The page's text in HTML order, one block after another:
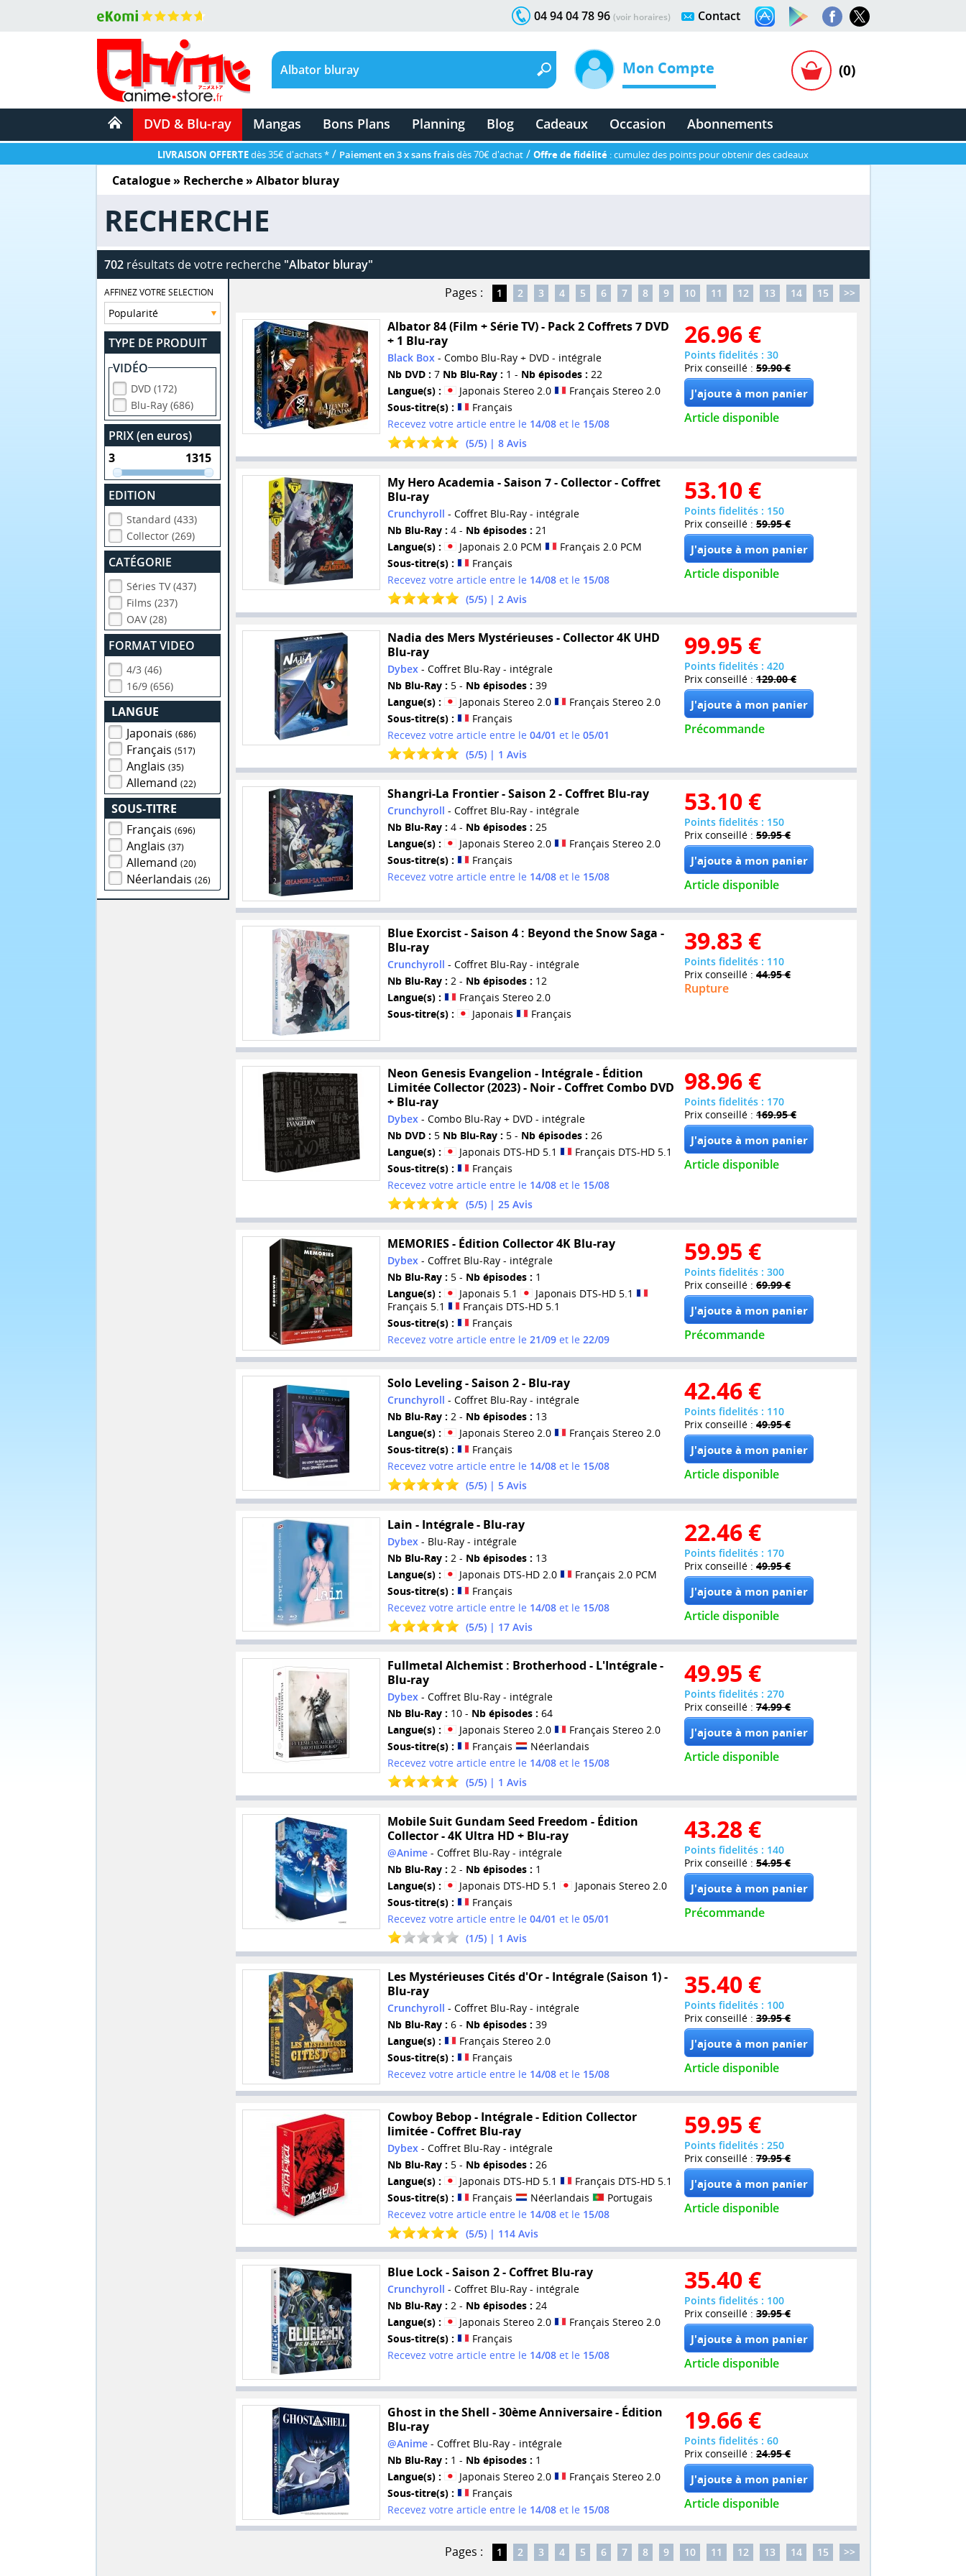
Contact
04 94 04 78 96 (voir horaires)
Mon Compte (0)
DVD & Blu-ray Mangas Bons Plans Planning Blog Cadeaux Occasion Abonnements
LIVRAISON OFFERTEdès 35€ d'achats * / Paiement en 3 x sans fraisdès 70€ d'achat / Offre de fidélité : cumulez des points pour obtenir des cadeaux
Catalogue» Recherche » Albator bluray
RECHERCHE
702résultats de votre recherche "Albator bluray"
AFFINEZ VOTRE SELECTION
TYPE DE PRODUIT
VIDÉO
DVD (172)
Blu-Ray (686)
PRIX (en euros)
EDITION
Standard (433)
Collector (269)
CATÉGORIE
Séries TV (437)
Films (237)
OAV (28)
FORMAT VIDEO
4/3 (46)
16/9 (656)
LANGUE
Japonais(686)
Français(517)
Anglais(35)
Allemand(22)
SOUS-TITRE
Français(696)
Anglais(37)
Allemand(20)
Néerlandais(26)
Pages : 1 2 3 4 5 6 7 8 9 10 11 12 13 14 15 >>
Albator 84 (Film + Série TV) - Pack 2 Coffrets 7 DVD
+ 1 Blu-ray
Black Box- Combo Blu-Ray + DVD - intégrale
Nb DVD : 7 Nb Blu-Ray : 1 - Nb épisodes : 22
Langue(s) :
Japonais Stereo 2.0
Français Stereo 2.0
Sous-titre(s) :
Français
Recevez votre article entre le 14/08et le 15/08
(5/5) | 8Avis
26.96 €
Points fidelités : 30
Prix conseillé : 59.90 €
Article disponible
My Hero Academia - Saison 7 - Collector - Coffret
Blu-ray
Crunchyroll - Coffret Blu-Ray - intégrale
Nb Blu-Ray : 4 - Nb épisodes : 21
Langue(s) :
Japonais 2.0 PCM
Français 2.0 PCM
Sous-titre(s) :
Français
Recevez votre article entre le 14/08et le 15/08
(5/5) | 2Avis
53.10 €
Points fidelités : 150
Prix conseillé : 59.95 €
Article disponible
Nadia des Mers Mystérieuses - Collector 4K UHD
Blu-ray
Dybex- Coffret Blu-Ray - intégrale
Nb Blu-Ray : 5 - Nb épisodes : 39
Langue(s) :
Japonais Stereo 2.0
Français Stereo 2.0
Sous-titre(s) :
Français
Recevez votre article entre le 04/01 et le 05/01
(5/5) | 1 Avis
99.95 €
Points fidelités : 420
Prix conseillé : 129.00 €
Précommande
Shangri-La Frontier - Saison 2 - Coffret Blu-ray
Crunchyroll - Coffret Blu-Ray - intégrale
Nb Blu-Ray : 4 - Nb épisodes : 25
Langue(s) :
Japonais Stereo 2.0
Français Stereo 2.0
Sous-titre(s) :
Français
Recevez votre article entre le 14/08et le 15/08
53.10 €
Points fidelités : 150
Prix conseillé : 59.95 €
Article disponible
Blue Exorcist - Saison 4 : Beyond the Snow Saga -
Blu-ray
Crunchyroll - Coffret Blu-Ray - intégrale
Nb Blu-Ray : 2 - Nb épisodes : 12
Langue(s) :
Français Stereo 2.0
Sous-titre(s) :
Japonais Français
39.83 €
Points fidelités : 110
Prix conseillé : 44.95 €
Rupture
Neon Genesis Evangelion - Intégrale - Édition
Limitée Collector (2023) - Noir - Coffret Combo DVD
+ Blu-ray
Dybex- Combo Blu-Ray + DVD - intégrale
Nb DVD : 5 Nb Blu-Ray : 5 - Nb épisodes : 26
Langue(s) :
Japonais DTS-HD 5.1
Français DTS-HD 5.1
Sous-titre(s) :
Français
Recevez votre article entre le 14/08et le 15/08
(5/5) | 25Avis
98.96 €
Points fidelités : 170
Prix conseillé : 169.95 €
Article disponible
MEMORIES - Édition Collector 4K Blu-ray
Dybex - Coffret Blu-Ray - intégrale
Nb Blu-Ray : 5 - Nb épisodes : 1
Langue(s) :
Japonais 5.1
Japonais DTS-HD 5.1
Français 5.1
Français DTS-HD 5.1
Sous-titre(s) :
Français
Recevez votre article entre le 21/09et le 22/09
59.95 €
Points fidelités : 300
Prix conseillé : 69.99 €
Précommande
Solo Leveling - Saison 2 - Blu-ray
Crunchyroll - Coffret Blu-Ray - intégrale
Nb Blu-Ray : 2 - Nb épisodes : 13
Langue(s) :
Japonais Stereo 2.0
Français Stereo 2.0
Sous-titre(s) :
Français
Recevez votre article entre le 14/08et le 15/08
(5/5) | 5Avis
42.46 €
Points fidelités : 110
Prix conseillé : 49.95 €
Article disponible
Lain - Intégrale - Blu-ray
Dybex - Blu-Ray - intégrale
Nb Blu-Ray : 2 - Nb épisodes : 13
Langue(s) :
Japonais DTS-HD 2.0
Français 2.0 PCM
Sous-titre(s) :
Français
Recevez votre article entre le 14/08et le 15/08
(5/5) | 17Avis
22.46 €
Points fidelités : 170
Prix conseillé : 49.95 €
Article disponible
Fullmetal Alchemist : Brotherhood - L'Intégrale -
Blu-ray
Dybex- Coffret Blu-Ray - intégrale
Nb Blu-Ray : 10 - Nb épisodes : 64
Langue(s) :
Japonais Stereo 2.0
Français Stereo 2.0
Sous-titre(s) :
Français
Néerlandais
Recevez votre article entre le 14/08et le 15/08
(5/5) | 1 Avis
49.95 €
Points fidelités : 270
Prix conseillé : 74.99 €
Article disponible
Mobile Suit Gundam Seed Freedom - Édition
Collector - 4K Ultra HD + Blu-ray
@Anime- Coffret Blu-Ray - intégrale
Nb Blu-Ray : 2 - Nb épisodes : 1
Langue(s) :
Japonais DTS-HD 5.1
Japonais Stereo 2.0
Sous-titre(s) :
Français
Recevez votre article entre le 04/01 et le 05/01
(1/5) | 1 Avis
43.28 €
Points fidelités : 140
Prix conseillé : 54.95 €
Précommande
Les Mystérieuses Cités d'Or - Intégrale (Saison 1) -
Blu-ray
Crunchyroll - Coffret Blu-Ray - intégrale
Nb Blu-Ray : 6 - Nb épisodes : 39
Langue(s) :
Français Stereo 2.0
Sous-titre(s) :
Français
Recevez votre article entre le 14/08et le 15/08
35.40 €
Points fidelités : 100
Prix conseillé : 39.95 €
Article disponible
Cowboy Bebop - Intégrale - Edition Collector
limitée - Coffret Blu-ray
Dybex- Coffret Blu-Ray - intégrale
Nb Blu-Ray : 5 - Nb épisodes : 26
Langue(s) :
Japonais DTS-HD 5.1
Français DTS-HD 5.1
Sous-titre(s) :
Français Néerlandais
Portugais
Recevez votre article entre le 14/08et le 15/08
(5/5) | 114Avis
59.95 €
Points fidelités : 250
Prix conseillé : 79.95 €
Article disponible
Blue Lock - Saison 2 - Coffret Blu-ray
Crunchyroll - Coffret Blu-Ray - intégrale
Nb Blu-Ray : 2 - Nb épisodes : 24
Langue(s) :
Japonais Stereo 2.0
Français Stereo 2.0
Sous-titre(s) :
Français
Recevez votre article entre le 14/08et le 15/08
35.40 €
Points fidelités : 100
Prix conseillé : 39.95 €
Article disponible
Ghost in the Shell - 30ème Anniversaire - Édition
Blu-ray
@Anime- Coffret Blu-Ray - intégrale
Nb Blu-Ray : 1 - Nb épisodes : 1
Langue(s) :
Japonais Stereo 2.0
Français Stereo 2.0
Sous-titre(s) :
Français
Recevez votre article entre le 14/08et le 15/08
19.66 €
Points fidelités : 60
Prix conseillé : 24.95 €
Article disponible
Pages : 1 2 3 4 5 6 7 8 9 10 11 12 13 14 15 >>